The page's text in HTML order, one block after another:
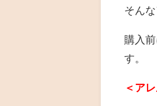
そん
購入
す。
＜ア